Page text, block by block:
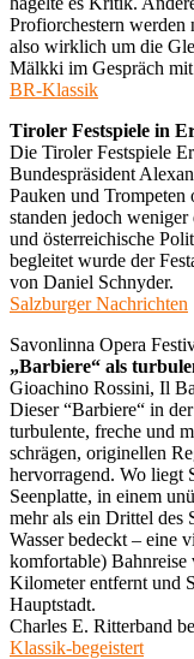
Profiorchestern werden
also wirklich um die
Mälkki im Gespräch
BR-Klassik
Tiroler Festspiele in
Die Tiroler Festspiele
Bundespräsident
Pauken und
standen jedoch weniger
und österreichische
begleitet wurde der
von Daniel Schnyder.
Salzburger Nachrichten
Savonlinna Opera
„Barbiere“ als
Gioachino Rossini, Il
Dieser “Barbiere“ in
turbulente, freche und
schrägen, originellen
hervorragend. Wo liegt
Seenplatte, in einem
mehr als ein Drittel des
Wasser bedeckt – eine
komfortable)
Kilometer entfernt und
Hauptstadt.
Charles E. Ritterband
Klassik-begeistert